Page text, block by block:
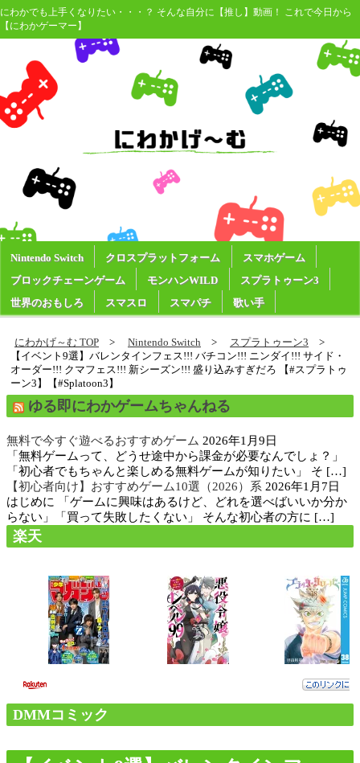
にわかでも上手くなりたい・・・？ そんな自分に【推し】動画！ これで今日から
【にわかゲーマー】
Nintendo Switch クロスプラットフォーム
スマホゲーム
ブロックチェーンゲーム
モンハンWILD
スプラトゥーン3
世界のおもしろ
スマスロ スマパチ 歌い手
にわかげ～む TOP Nintendo Switch
スプラトゥーン3
【イベント9選】バレンタインフェス!!! バチコン!!! ニンダイ!!! サイド・
オーダー!!! クマフェス!!! 新シーズン!!! 盛り込みすぎだろ 【#スプラトゥ
ーン3】【#Splatoon3】
ゆる即にわかゲームちゃんねる
無料で今すぐ遊べるおすすめゲーム 2026年1月9日
「無料ゲームって、どうせ途中から課金が必要なんでしょ？」
「初心者でもちゃんと楽しめる無料ゲームが知りたい」 そ […]
【初心者向け】おすすめゲーム10選（2026）系 2026年1月7日
はじめに 「ゲームに興味はあるけど、どれを選べばいいか分か
らない」「買って失敗したくない」 そんな初心者の方に […]
楽天
DMMコミック